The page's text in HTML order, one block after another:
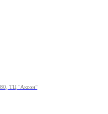
ТЦ "Аксон"